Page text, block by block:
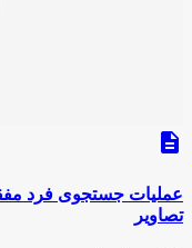
description
عملیات جستجوی فرد
تصاویر